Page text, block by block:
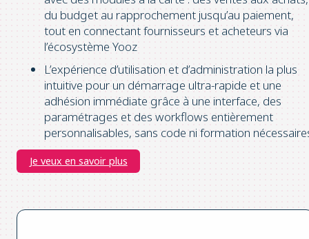
du budget au rapprochement jusqu’au paiement,
tout en connectant fournisseurs et acheteurs via
l’écosystème Yooz
L’expérience d’utilisation et d’administration la plus
intuitive pour un démarrage ultra-rapide et une
adhésion immédiate grâce à une interface, des
paramétrages et des workflows entièrement
personnalisables, sans code ni formation
Je veux en savoir plus